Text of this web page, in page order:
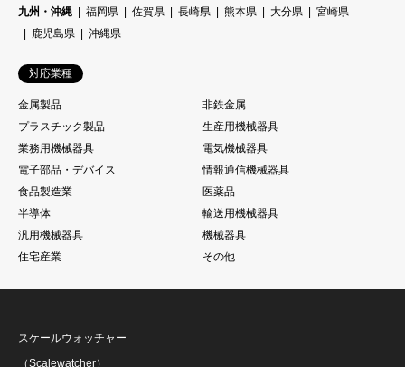
九州・沖縄
福岡県 佐賀県 長崎県 熊本県 大分県
宮崎県
鹿児島県
沖縄県
対応業種
金属製品
非鉄金属
プラスチック製品
生産用機械器具
業務用機械器具
電気機械器具
電子部品・デバイス
情報通信機械器具
食品製造業
医薬品
半導体
輸送用機械器具
汎用機械器具
機械器具
住宅産業
その他
スケールウォッチャー
（Scalewatcher）